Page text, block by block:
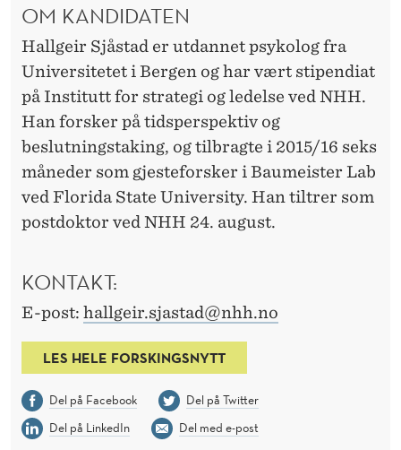
OM KANDIDATEN
Hallgeir Sjåstad er utdannet psykolog fra
Universitetet i Bergen og har vært stipendiat
på Institutt for strategi og ledelse ved NHH.
Han forsker på tidsperspektiv og
beslutningstaking, og tilbragte i 2015/16 seks
måneder som gjesteforsker i Baumeister Lab
ved Florida State University. Han tiltrer som
postdoktor ved NHH 24. august.
KONTAKT:
E-post: hallgeir.sjastad@nhh.no
LES HELE FORSKINGSNYTT
Del på Facebook
Del på Twitter
Del på LinkedIn
Del med e-post